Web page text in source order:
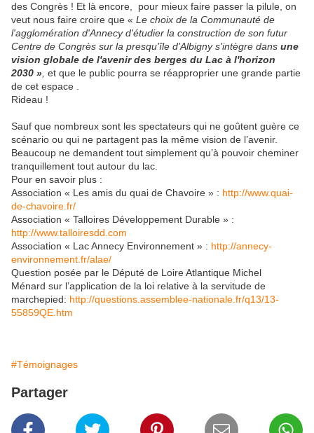
des Congrès ! Et là encore, pour mieux faire passer la pilule, on
veut nous faire croire que « Le choix de la Communauté de
l'agglomération d'Annecy d'étudier la construction de son futur
Centre de Congrès sur la presqu'île d'Albigny s'intègre dans une
vision globale de l'avenir des berges du Lac à l'horizon
2030 » et que le public pourra se réapproprier une grande partie
de cet espace .
Rideau !
Sauf que nombreux sont les spectateurs qui ne goûtent guère ce
scénario ou qui ne partagent pas la même vision de l’avenir.
Beaucoup ne demandent tout simplement qu’à pouvoir cheminer
tranquillement tout autour du lac.
Pour en savoir plus :
Association « Les amis du quai de Chavoire » : http://www.quai-
de-chavoire.fr/
Association « Talloires Développement Durable » :
http://www.talloiresdd.com
Association « Lac Annecy Environnement » : http://annecy-
environnement.fr/alae/
Question posée par le Député de Loire Atlantique Michel
Ménard sur l’application de la loi relative à la servitude de
marchepied: http://questions.assemblee-nationale.fr/q13/13-
55859QE.htm
#Témoignages
Partager